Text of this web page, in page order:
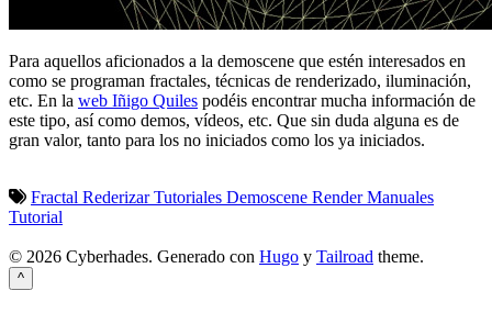
Para aquellos aficionados a la demoscene que estén interesados en
como se programan fractales, técnicas de renderizado, iluminación,
etc. En la web Iñigo Quiles podéis encontrar mucha información de
este tipo, así como demos, vídeos, etc. Que sin duda alguna es de
gran valor, tanto para los no iniciados como los ya iniciados.
Fractal RederizarTutoriales Demoscene RenderManuales
Tutorial
© 2026 Cyberhades. Generado con Hugo y Tailroad theme.
^